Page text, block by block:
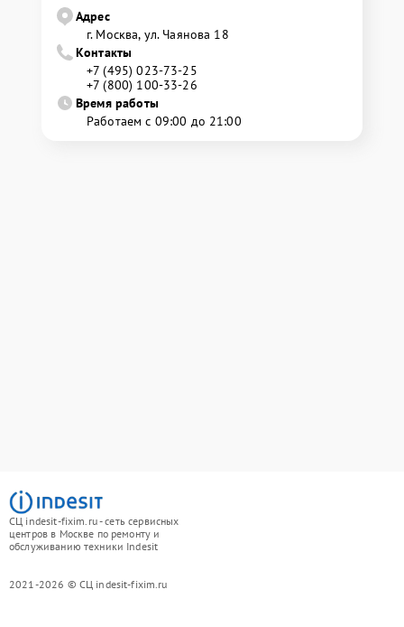
Адрес
г. Москва, ул. Чаянова 18
Контакты
+7 (495) 023-73-25
+7 (800) 100-33-26
Время работы
Работаем с 09:00 до 21:00
СЦ indesit-fixim.ru - сеть сервисных
центров в Москве по ремонту и
обслуживанию техники Indesit
2021-2026 © СЦ indesit-fixim.ru